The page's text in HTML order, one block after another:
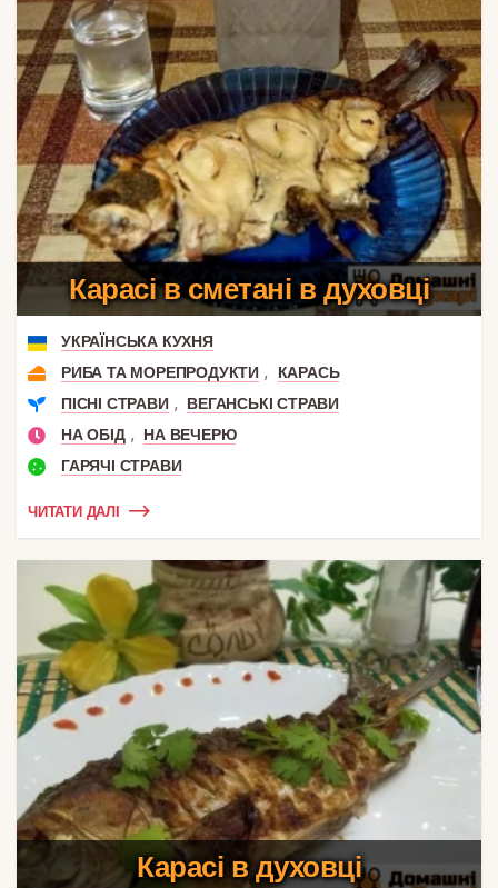
Карасі в сметані в духовці
УКРАЇНСЬКА КУХНЯ
РИБА ТА МОРЕПРОДУКТИ ,
КАРАСЬ
ПІСНІ СТРАВИ ,
ВЕГАНСЬКІ СТРАВИ
НА ОБІД ,
НА ВЕЧЕРЮ
ГАРЯЧІ СТРАВИ
ЧИТАТИ ДАЛІ
Карасі в духовці